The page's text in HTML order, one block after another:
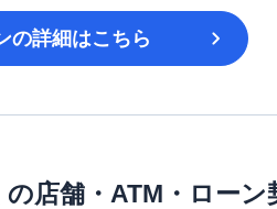
の詳細はこちら
の店舗・ATM・ローン